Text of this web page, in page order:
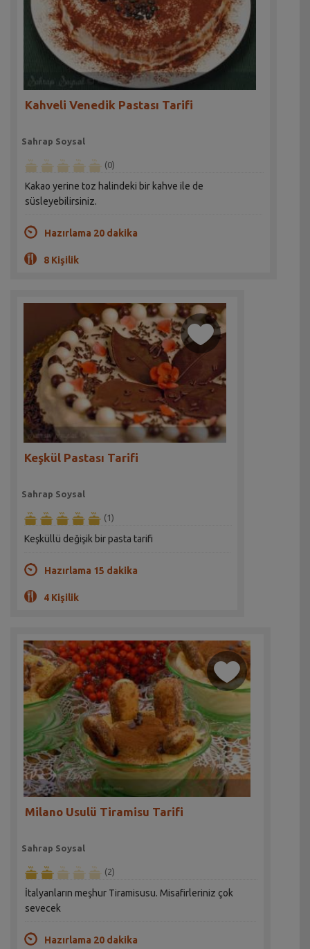
Kahveli Venedik Pastası Tarifi
Sahrap Soysal
(0)
Kakao yerine toz halindeki bir kahve ile de
süsleyebilirsiniz.
Hazırlama 20 dakika
8 Kişilik
Keşkül Pastası Tarifi
Sahrap Soysal
(1)
Keşküllü değişik bir pasta tarifi
Hazırlama 15 dakika
4 Kişilik
Milano Usulü Tiramisu Tarifi
Sahrap Soysal
(2)
İtalyanların meşhur Tiramisusu. Misafirleriniz çok
sevecek
Hazırlama 20 dakika